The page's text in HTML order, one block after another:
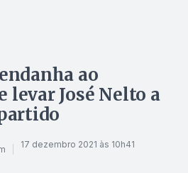
ao
levar José Nelto a
17 dezembro 2021 às 10h41